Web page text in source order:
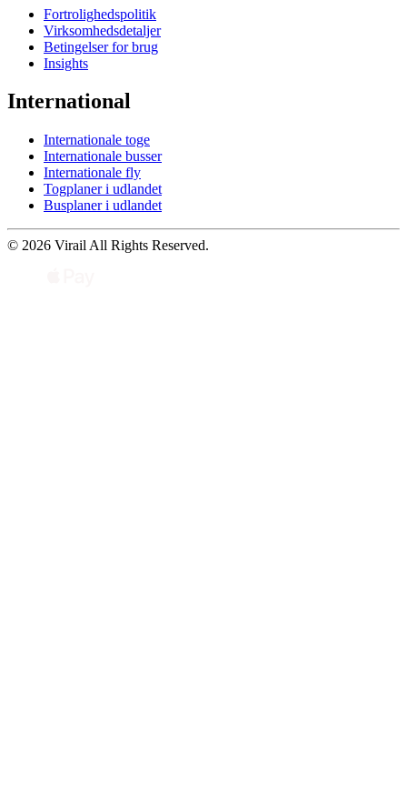
Fortrolighedspolitik
Virksomhedsdetaljer
Betingelser for brug
Insights
International
Internationale toge
Internationale busser
Internationale fly
Togplaner i udlandet
Busplaner i udlandet
© 2026 Virail All Rights Reserved.